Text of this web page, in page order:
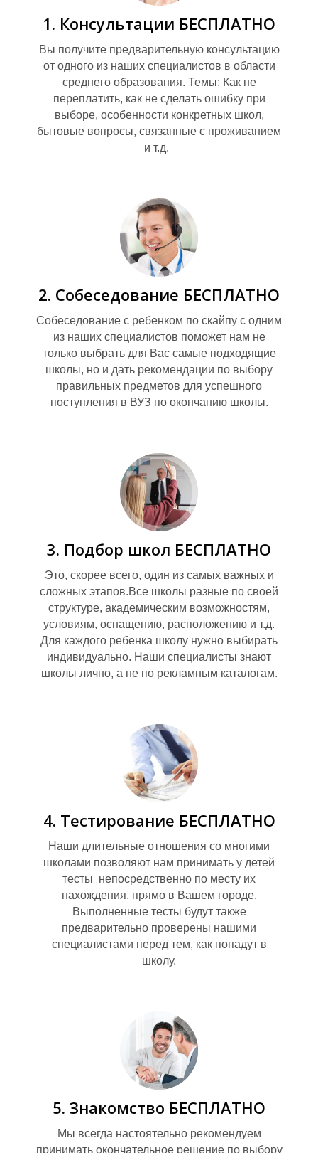
Г
И
П
1. Консультации БЕСПЛАТНО
Вы получите предварительную консультацию
от одного из наших специалистов в области
среднего образования. Темы: Как не
переплатить, как не сделать ошибку при
выборе, особенности конкретных школ,
бытовые вопросы, связанные с проживанием
и т.д.
2. Собеседование БЕСПЛАТНО
Собеседование с ребенком по скайпу с одним
из наших специалистов поможет нам не
только выбрать для Вас самые подходящие
школы, но и дать рекомендации по выбору
правильных предметов для успешного
поступления в ВУЗ по окончанию школы.
3. Подбор школ БЕСПЛАТНО
Это, скорее всего, один из самых важных и
сложных этапов.Все школы разные по своей
структуре, академическим возможностям,
условиям, оснащению, расположению и т.д.
Для каждого ребенка школу нужно выбирать
индивидуально. Наши специалисты знают
школы лично, а не по рекламным каталогам.
4. Тестирование БЕСПЛАТНО
Наши длительные отношения со многими
школами позволяют нам принимать у детей
тесты непосредственно по месту их
нахождения, прямо в Вашем городе.
Выполненные тесты будут также
предварительно проверены нашими
специалистами перед тем, как попадут в
школу.
5. Знакомство БЕСПЛАТНО
Мы всегда настоятельно рекомендуем
принимать окончательное решение по выбору